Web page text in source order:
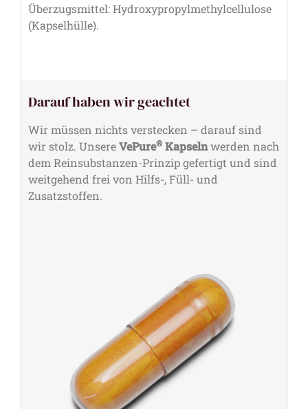
Überzugsmittel: Hydroxypropylmethylcellulose
(Kapselhülle).
Darauf haben wir geachtet
Wir müssen nichts verstecken – darauf sind
wir stolz. UnsereVePure®Kapselnwerden nach
dem Reinsubstanzen-Prinzip gefertigt und sind
weitgehend frei von Hilfs-, Füll- und
Zusatzstoffen.